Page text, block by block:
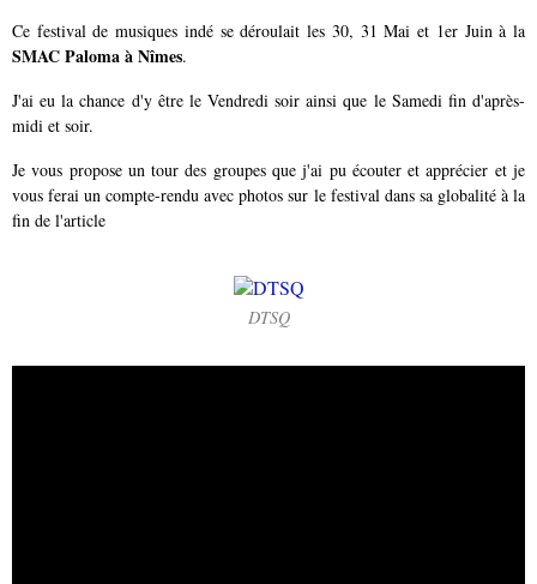
Ce festival de musiques indé se déroulait les 30, 31 Mai et 1er Juin à la
SMAC Paloma à Nîmes.
J'ai eu la chance d'y être le Vendredi soir ainsi que le Samedi fin d'après-
midi et soir.
Je vous propose un tour des groupes que j'ai pu écouter et apprécier et je
vous ferai un compte-rendu avec photos sur le festival dans sa globalité à la
fin de l'article
DTSQ